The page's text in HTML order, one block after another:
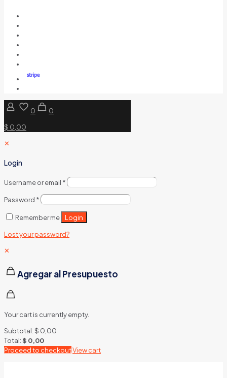
0
0
$ 0,00
✕
Login
Username or email *
Password *
Remember me Login
Lost your password?
✕
Agregar al Presupuesto
Your cart is currently empty.
Subtotal:$ 0,00
Total:$ 0,00
Proceed to checkoutView cart